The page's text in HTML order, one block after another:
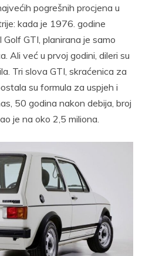
pogrešnih procjena u
kada je 1976. godine
GTI, planirana je samo
Ali već u prvoj godini, dileri su
Tri slova GTI, skraćenica za
su formula za uspjeh i
50 godina nakon debija, broj
je na oko 2,5 miliona.